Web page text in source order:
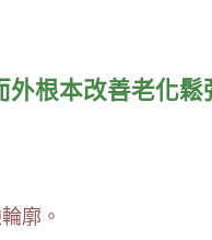
外根本改善老化鬆
廓。